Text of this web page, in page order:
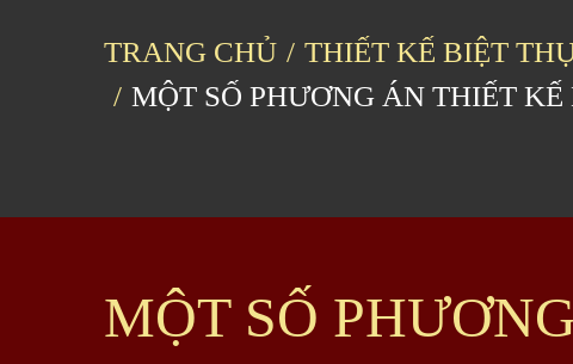
TRANG CHỦ
THIẾT KẾ BIỆT
MỘT SỐ PHƯƠNG ÁN THIẾT
MỘT SỐ